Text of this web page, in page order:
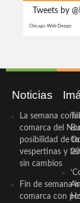
Tweets by
Chicago Web Design
Noticias
La semana
comarca del
posibilidad de
vespertinas y
sin cambios
Fin de semana
comarca con